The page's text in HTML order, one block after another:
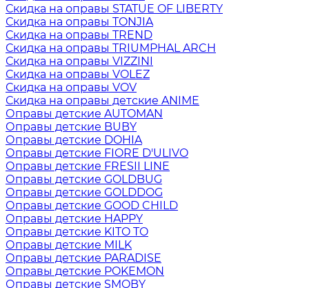
Скидка на оправы STATUE OF LIBERTY
Скидка на оправы TONJIA
Скидка на оправы TREND
Скидка на оправы TRIUMPHAL ARCH
Скидка на оправы VIZZINI
Скидка на оправы VOLEZ
Скидка на оправы VOV
Скидка на оправы детские ANIME
Оправы детские AUTOMAN
Оправы детские BUBY
Оправы детские DOHIA
Оправы детские FIORE D'ULIVO
Оправы детские FRESII LINE
Оправы детские GOLDBUG
Оправы детские GOLDDOG
Оправы детские GOOD CHILD
Оправы детские HAPPY
Оправы детские KITO TO
Оправы детские MILK
Оправы детские PARADISE
Оправы детские POKEMON
Оправы детские SMOBY